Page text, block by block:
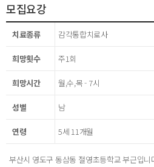
모집요강
치료종류 감각통합치료사
희망횟수 주1회
희망시간 월,수,목 - 7시
성별 남
연령 5세 11개월
부산시 영도구 동삼동 절영초등학교 부근입니